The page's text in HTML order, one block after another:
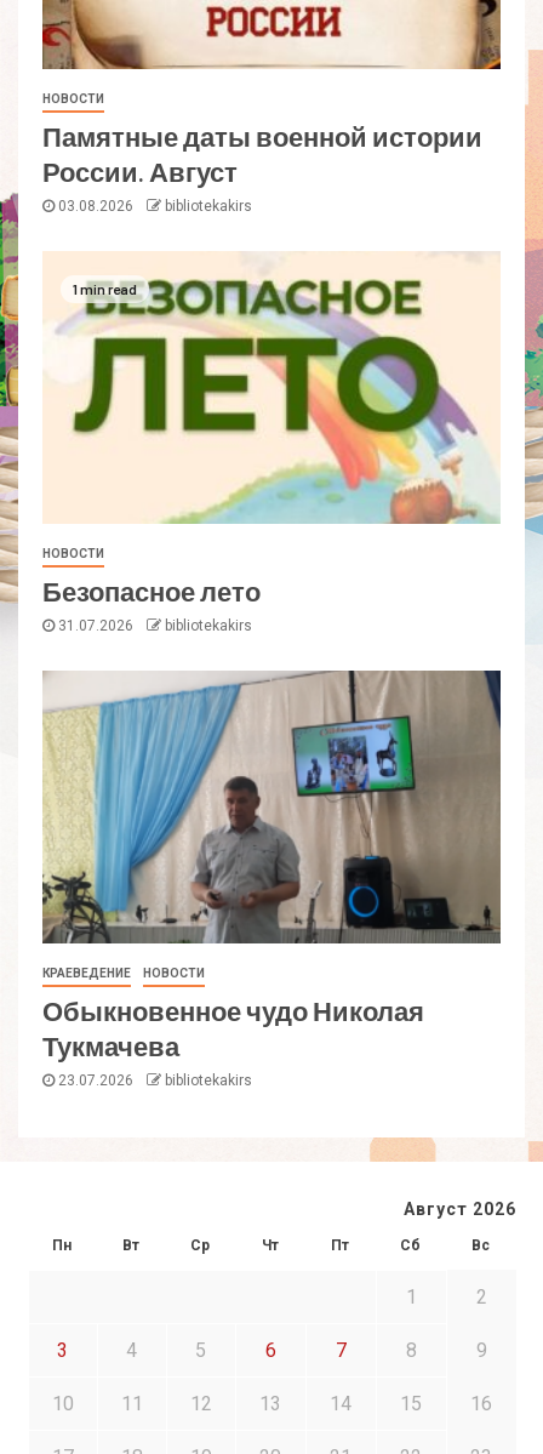
НОВОСТИ
Памятные даты военной истории
России. Август
03.08.2026 bibliotekakirs
1 min read
НОВОСТИ
Безопасное лето
31.07.2026 bibliotekakirs
КРАЕВЕДЕНИЕ НОВОСТИ
Обыкновенное чудо Николая
Тукмачева
23.07.2026 bibliotekakirs
Август 2026
Пн Вт Ср Чт Пт Сб Вс
1 2
3 4 5 6 7 8 9
10 11 12 13 14 15 16